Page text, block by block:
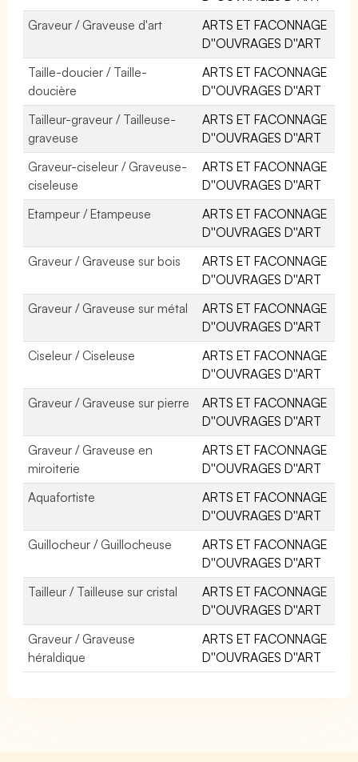
Graveur / Graveuse d'art
ARTS ET FACONNAGE
D''OUVRAGES D''ART
Taille-doucier / Taille-
doucière
ARTS ET FACONNAGE
D''OUVRAGES D''ART
Tailleur-graveur / Tailleuse-
graveuse
ARTS ET FACONNAGE
D''OUVRAGES D''ART
Graveur-ciseleur / Graveuse-
ciseleuse
ARTS ET FACONNAGE
D''OUVRAGES D''ART
Etampeur / Etampeuse
ARTS ET FACONNAGE
D''OUVRAGES D''ART
Graveur / Graveuse sur bois
ARTS ET FACONNAGE
D''OUVRAGES D''ART
Graveur / Graveuse sur métal
ARTS ET FACONNAGE
D''OUVRAGES D''ART
Ciseleur / Ciseleuse
ARTS ET FACONNAGE
D''OUVRAGES D''ART
Graveur / Graveuse sur pierre
ARTS ET FACONNAGE
D''OUVRAGES D''ART
Graveur / Graveuse en
miroiterie
ARTS ET FACONNAGE
D''OUVRAGES D''ART
Aquafortiste
ARTS ET FACONNAGE
D''OUVRAGES D''ART
Guillocheur / Guillocheuse
ARTS ET FACONNAGE
D''OUVRAGES D''ART
Tailleur / Tailleuse sur cristal
ARTS ET FACONNAGE
D''OUVRAGES D''ART
Graveur / Graveuse
héraldique
ARTS ET FACONNAGE
D''OUVRAGES D''ART